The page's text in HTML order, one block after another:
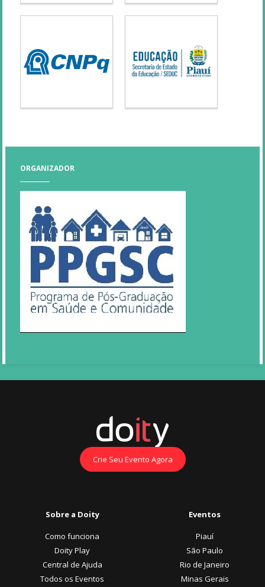
ORGANIZADOR
Crie Seu Evento Agora
Sobre a Doity
Como funciona
Doity Play
Central de Ajuda
Todos os Eventos
Eventos
Piauí
São Paulo
Rio de Janeiro
Minas Gerais